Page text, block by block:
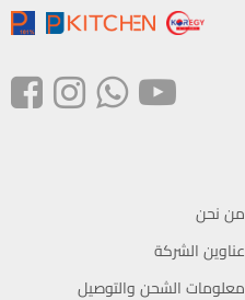
من نحن
عناوين الشركة
معلومات الشحن والتوصيل